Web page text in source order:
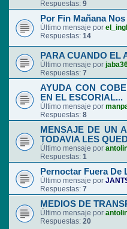
Respuestas: 9
Por Fin Mañana
Último mensaje por
Respuestas: 14
PARA CUANDO EL
Último mensaje por
Respuestas: 7
AYUDA CON
EN EL ESCORIAL...
Último mensaje por
Respuestas: 8
MENSAJE DE UN
TODAVIA LES
Último mensaje por
Respuestas: 1
Pernoctar Fuera De
Último mensaje por
Respuestas: 7
MEDIOS DE
Último mensaje por
Respuestas: 20